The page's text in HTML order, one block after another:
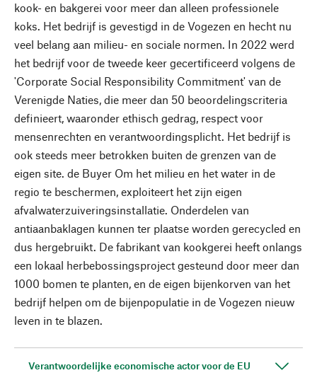
kook- en bakgerei voor meer dan alleen professionele
koks. Het bedrijf is gevestigd in de Vogezen en hecht nu
veel belang aan milieu- en sociale normen. In 2022 werd
het bedrijf voor de tweede keer gecertificeerd volgens de
'Corporate Social Responsibility Commitment' van de
Verenigde Naties, die meer dan 50 beoordelingscriteria
definieert, waaronder ethisch gedrag, respect voor
mensenrechten en verantwoordingsplicht. Het bedrijf is
ook steeds meer betrokken buiten de grenzen van de
eigen site. de Buyer Om het milieu en het water in de
regio te beschermen, exploiteert het zijn eigen
afvalwaterzuiveringsinstallatie. Onderdelen van
antiaanbaklagen kunnen ter plaatse worden gerecycled en
dus hergebruikt. De fabrikant van kookgerei heeft onlangs
een lokaal herbebossingsproject gesteund door meer dan
1000 bomen te planten, en de eigen bijenkorven van het
bedrijf helpen om de bijenpopulatie in de Vogezen nieuw
leven in te blazen.
Verantwoordelijke economische actor voor de EU